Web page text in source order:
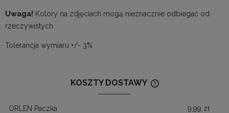
Uwaga! Kolory na zdjęciach mogą nieznacznie odbiegać od
rzeczywistych
Tolerancja wymiaru +/- 3%
KOSZTY DOSTAWY
ORLEN Paczka 9,99 zł